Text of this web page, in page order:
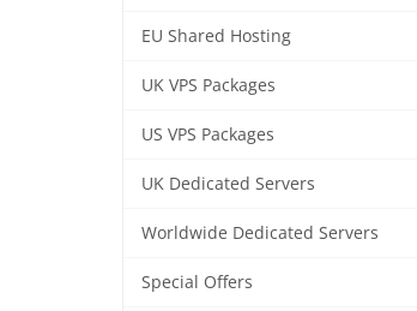
EU Shared Hosting
UK VPS Packages
US VPS Packages
UK Dedicated Servers
Worldwide Dedicated Servers
Special Offers